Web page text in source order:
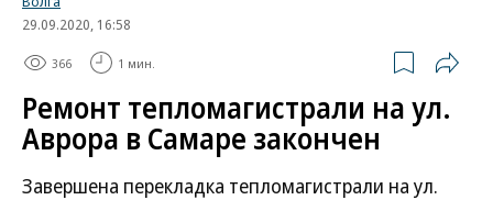
29.09.2020, 16:58
366 1 мин.
Ремонт тепломагистрали на ул.
Аврора в Самаре закончен
Завершена перекладка тепломагистрали на ул.